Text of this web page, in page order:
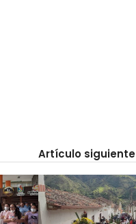
Artículo siguiente